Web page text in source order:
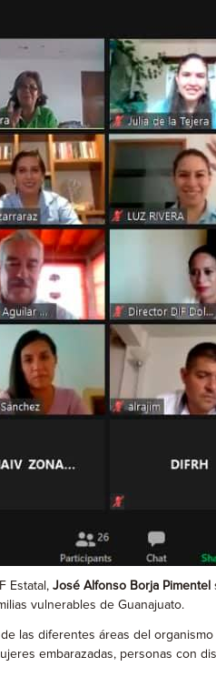
Estatal, José Alfonso Borja Pimentel
vulnerables de Guanajuato.
las diferentes áreas del
embarazadas, personas con